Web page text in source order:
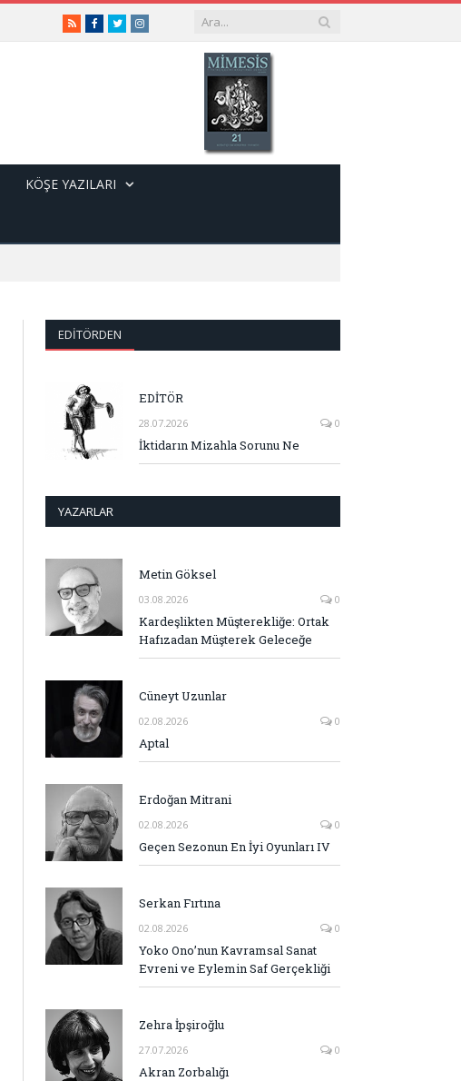
RSSFacebook
TwitterInstagram
KÖŞE YAZILARI
EDITÖRDEN
EDİTÖR
28.07.2026 0
İktidarın Mizahla Sorunu Ne
YAZARLAR
Metin Göksel
03.08.2026 0
Kardeşlikten Müşterekliğe: Ortak
Hafızadan Müşterek Geleceğe
Cüneyt Uzunlar
02.08.2026 0
Aptal
Erdoğan Mitrani
02.08.2026 0
Geçen Sezonun En İyi Oyunları IV
Serkan Fırtına
02.08.2026 0
Yoko Ono’nun Kavramsal Sanat
Evreni ve Eylemin Saf Gerçekliği
Zehra İpşiroğlu
27.07.2026 0
Akran Zorbalığı